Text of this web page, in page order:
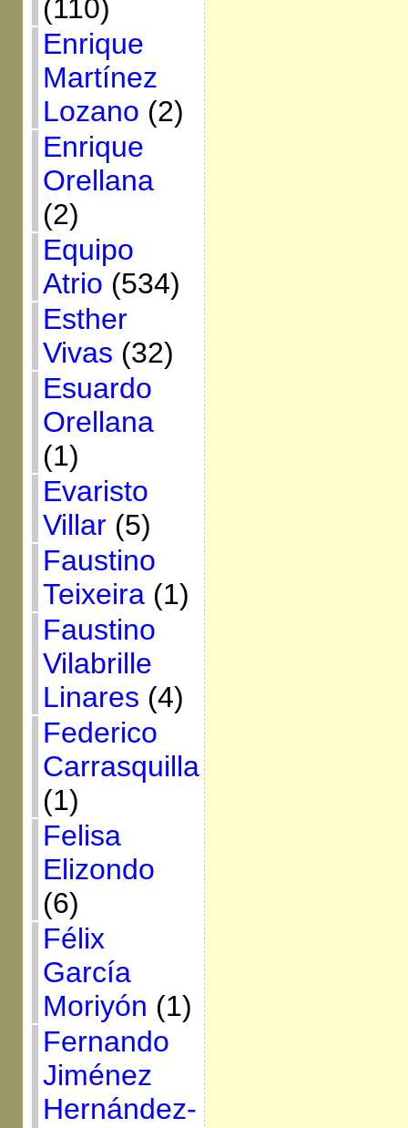
(110)
Enrique
Martínez
Lozano (2)
Enrique
Orellana
(2)
Equipo
Atrio (534)
Esther
Vivas (32)
Esuardo
Orellana
(1)
Evaristo
Villar(5)
Faustino
Teixeira(1)
Faustino
Vilabrille
Linares (4)
Federico
Carrasquilla
(1)
Felisa
Elizondo
(6)
Félix
García
Moriyón (1)
Fernando
Jiménez
Hernández-